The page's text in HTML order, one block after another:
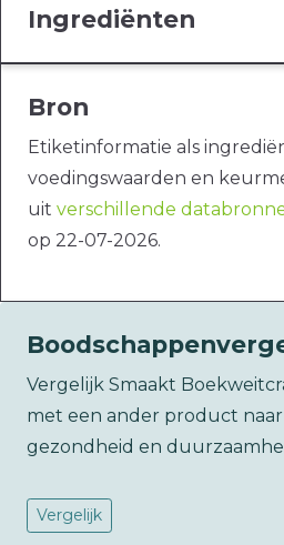
Ingrediënten
Bron
Etiketinformatie als
voedingswaarden en
uit verschillende
op 22-07-2026.
Vergelijk Smaakt
met een ander product
gezondheid en
Vergelijk